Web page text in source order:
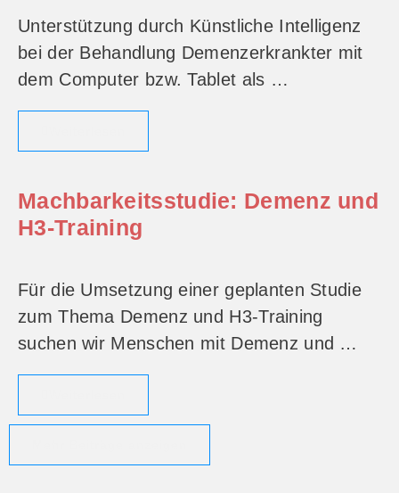
Unterstützung durch Künstliche Intelligenz
bei der Behandlung Demenzerkrankter mit
dem Computer bzw. Tablet als …
Machbarkeitsstudie: Demenz und
H3-Training
Für die Umsetzung einer geplanten Studie
zum Thema Demenz und H3-Training
suchen wir Menschen mit Demenz und …